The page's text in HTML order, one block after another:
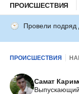
ПРОИСШЕСТВИЯ
Провели подряд
ПРОИСШЕСТВИЯ
Самат